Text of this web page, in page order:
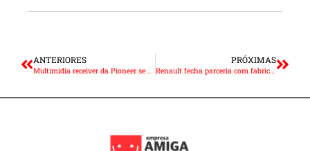
ANTERIORES PRÓXIMAS
Renault fecha parceria com fabricante de semicondutores